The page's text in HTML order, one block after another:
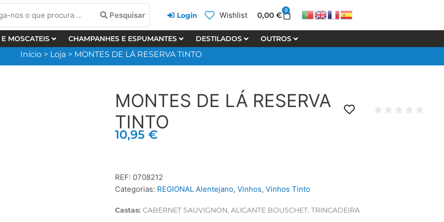
Pesquisar Login Wishlist 0,00€ 0
Cart
MOSCATEIS CHAMPANHES E ESPUMANTES DESTILADOS OUTROS
Início > Loja > MONTES DE LÁ RESERVA TINTO
MONTES DE LÁ RESERVA
TINTO
10,95 €
REF: 0708212
Categorias: REGIONAL Alentejano, Vinhos, Vinhos Tinto
Castas: CABERNET SAUVIGNON, ALICANTE BOUSCHET, TRINCADEIRA